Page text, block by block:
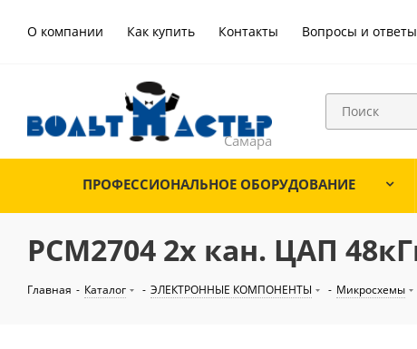
О компании Как купить Контакты Вопросы и ответы
ПРОФЕССИОНАЛЬНОЕ ОБОРУДОВАНИЕ
PCM2704 2х кан. ЦАП
Главная - Каталог - ЭЛЕКТРОННЫЕ КОМПОНЕНТЫ - Микросхемы